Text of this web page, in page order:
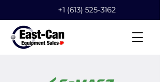
+1 (613) 525-3162